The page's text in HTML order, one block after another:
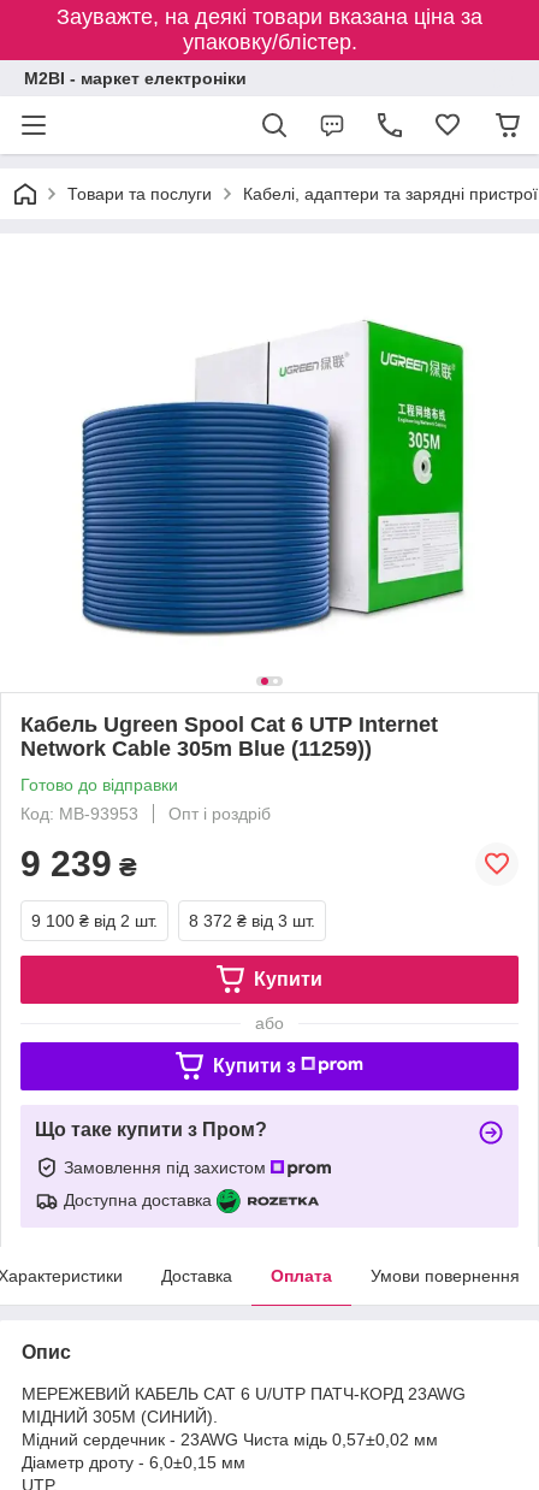
Зауважте, на деякі товари вказана ціна за
упаковку/блістер.
M2BI - маркет електроніки
Товари та послуги Кабелі, адаптери та зарядні пристрої
Кабель Ugreen Spool Cat 6 UTP Internet
Network Cable 305m Blue (11259))
Готово до відправки
Код: MB-93953
Опт і роздріб
9 239 ₴
9 100 ₴ від 2 шт. 8 372 ₴ від 3 шт.
Купити
або
Купити з
Що таке купити з Пром?
Замовлення під захистом
Доступна доставка
Доставка Оплата Умови повернення
Опис
МЕРЕЖЕВИЙ КАБЕЛЬ CAT 6 U/UTP ПАТЧ-КОРД 23AWG
МІДНИЙ 305М (СИНИЙ).
Мідний сердечник - 23AWG Чиста мідь 0,57±0,02 мм
Діаметр дроту - 6,0±0,15 мм
UTP.